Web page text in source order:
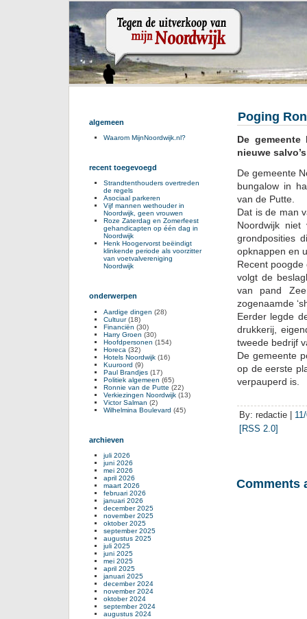
Poging
De
nieuwe
De gemeente
bungalow in
van de Putte.
Dat is de man
Noordwijk
grondposities
opknappen en
Recent
volgt de
van pand
zogenaamde
Eerder legde
drukkerij,
tweede bedrijf
De gemeente
op de eerste
verpauperd is.
By: redactie |
[RSS 2.0]
Comments
algemeen
Waarom MijnNoordwijk.nl?
recent toegevoegd
Strandtenthouders overtreden
de regels
Asociaal parkeren
Vijf mannen wethouder in
Noordwijk, geen vrouwen
Roze Zaterdag en Zomerfeest
gehandicapten op één dag in
Noordwijk
Henk Hoogervorst beëindigt
klinkende periode als voorzitter
van voetvalvereniging
Noordwijk
onderwerpen
Aardige dingen (28)
Cultuur(18)
Financiën (30)
Harry Groen (30)
Hoofdpersonen (154)
Horeca (32)
Hotels Noordwijk (16)
Kuuroord (9)
Paul Brandjes (17)
Politiek algemeen (65)
Ronnie van de Putte (22)
Verkiezingen Noordwijk (13)
Victor Salman (2)
Wilhelmina Boulevard (45)
archieven
juli 2026
juni 2026
mei 2026
april 2026
maart 2026
februari 2026
januari 2026
december 2025
november 2025
oktober 2025
september 2025
augustus 2025
juli 2025
juni 2025
mei 2025
april 2025
januari 2025
december 2024
november 2024
oktober 2024
september 2024
augustus 2024